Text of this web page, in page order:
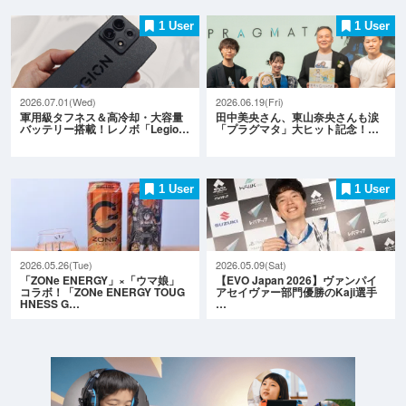
1 User
2026.07.01(Wed)
軍用級タフネス＆高冷却・大容量
バッテリー搭載！レノボ「Legio…
1 User
2026.06.19(Fri)
田中美央さん、東山奈央さんも涙
「プラグマタ」大ヒット記念！…
1 User
2026.05.26(Tue)
「ZONe ENERGY」×「ウマ娘」
コラボ！「ZONe ENERGY TOUG
HNESS G…
1 User
2026.05.09(Sat)
【EVO Japan 2026】ヴァンパイ
アセイヴァー部門優勝のKaji選手
…